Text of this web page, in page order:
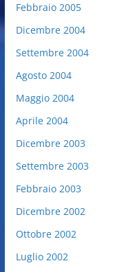
Febbraio 2005
Dicembre 2004
Settembre 2004
Agosto 2004
Maggio 2004
Aprile 2004
Dicembre 2003
Settembre 2003
Febbraio 2003
Dicembre 2002
Ottobre 2002
Luglio 2002